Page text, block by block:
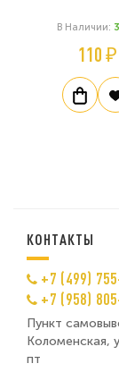
В Наличии: 3
110 ₽
КОНТАКТЫ
+7 (499)
+7 (958)
Пункт
Коломенская,
пт